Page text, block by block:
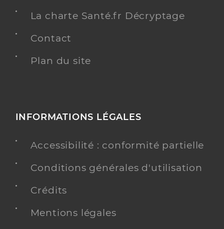
La charte Santé.fr Décryptage
Contact
Plan du site
INFORMATIONS LÉGALES
Accessibilité : conformité partielle
Conditions générales d'utilisation
Crédits
Mentions légales